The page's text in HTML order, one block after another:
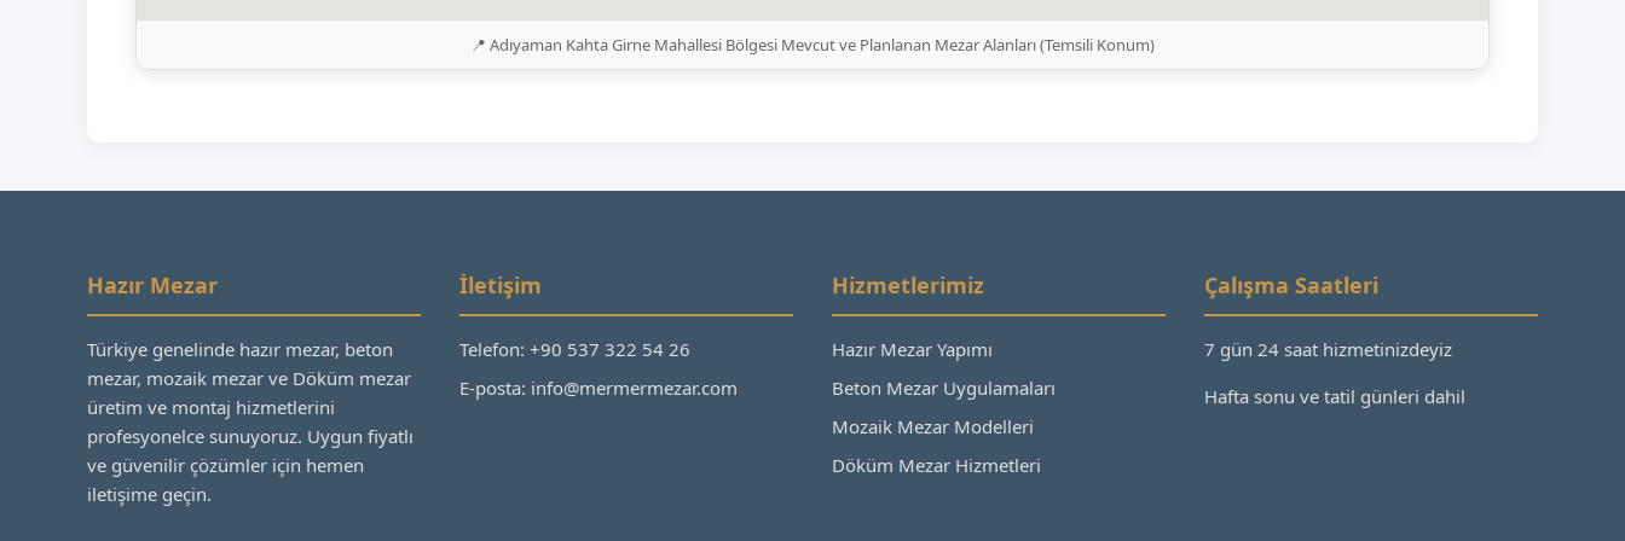
📍 Adıyaman Kahta Girne Mahallesi Bölgesi Mevcut ve Planlanan Mezar Alanları (Temsili Konum)
Hazır Mezar
Türkiye genelinde hazır mezar, beton
mezar, mozaik mezar ve Döküm mezar
üretim ve montaj hizmetlerini
profesyonelce sunuyoruz. Uygun fiyatlı
ve güvenilir çözümler için hemen
iletişime geçin.
İletişim
Telefon: +90 537 322 54 26
E-posta: info@mermermezar.com
Hizmetlerimiz
Hazır Mezar Yapımı
Beton Mezar Uygulamaları
Mozaik Mezar Modelleri
Döküm Mezar Hizmetleri
Çalışma Saatleri
7 gün 24 saat hizmetinizdeyiz
Hafta sonu ve tatil günleri dahil